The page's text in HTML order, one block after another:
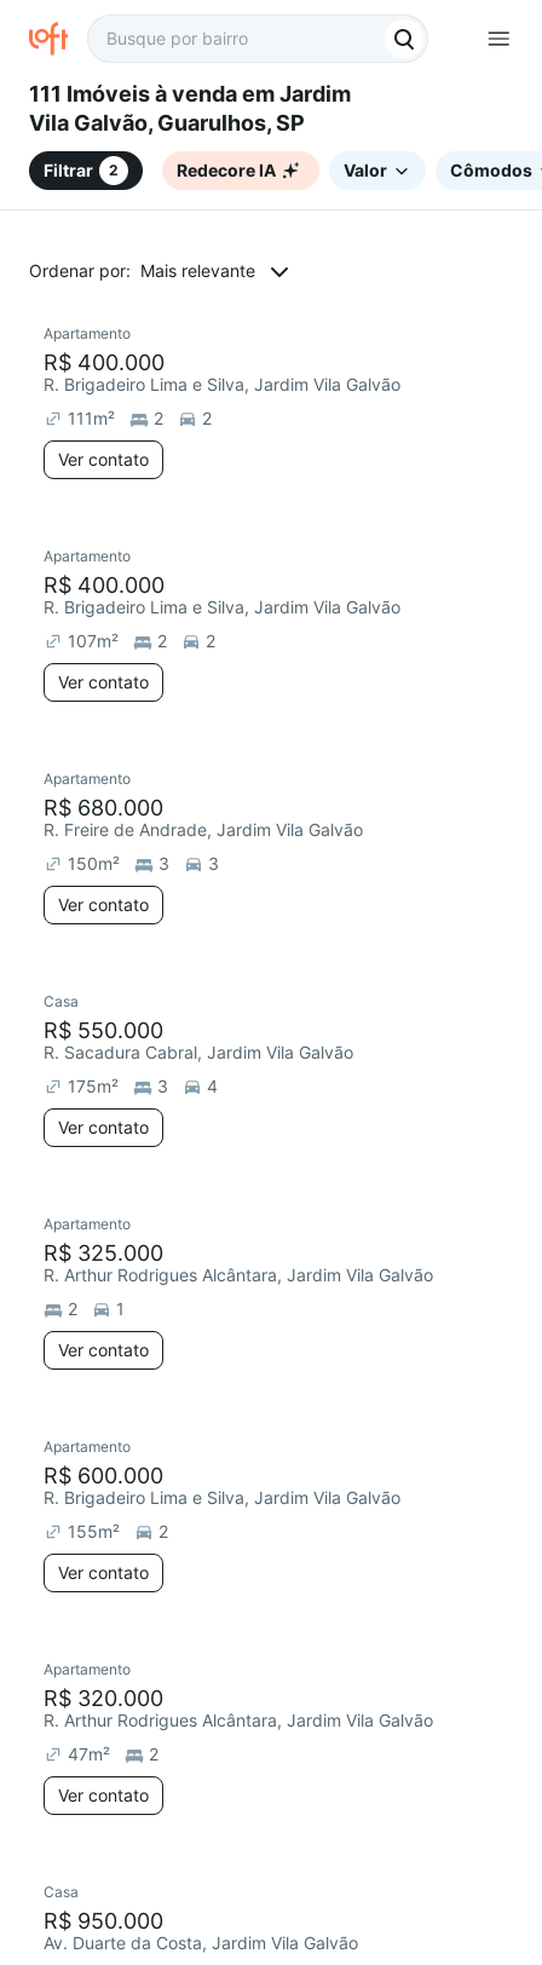
111 Imóveis à venda em Jardim
Vila Galvão, Guarulhos, SP
Filtrar 2 Redecore IA Valor Cômodos
Ordenar por: Mais relevante
Redecorar
Apartamento
R$ 400.000
R. Brigadeiro Lima e Silva, Jardim Vila Galvão
111m² 2
2
Ver contato
Redecorar
Apartamento
R$ 400.000
R. Brigadeiro Lima e Silva, Jardim Vila Galvão
107m² 2
2
Ver contato
Redecorar
Apartamento
R$ 680.000
R. Freire de Andrade, Jardim Vila Galvão
150m² 3
3
Ver contato
Chegou este mês
Casa
R$ 550.000
R. Sacadura Cabral, Jardim Vila Galvão
175m² 3
4
Ver contato
Redecorar
Apartamento
R$ 325.000
R. Arthur Rodrigues Alcântara, Jardim Vila Galvão
2
1
Ver contato
Redecorar
Apartamento
R$ 600.000
R. Brigadeiro Lima e Silva, Jardim Vila Galvão
155m²
2
Ver contato
Apartamento
R$ 320.000
R. Arthur Rodrigues Alcântara, Jardim Vila Galvão
47m²
2
Ver contato
Casa
R$ 950.000
Av. Duarte da Costa, Jardim Vila Galvão